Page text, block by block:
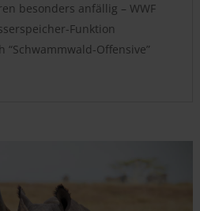
besonders anfällig – WWF
Funktion
Offensive”